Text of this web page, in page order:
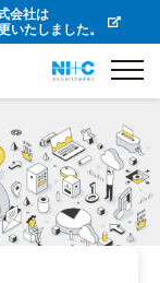
会社は
いたしました。